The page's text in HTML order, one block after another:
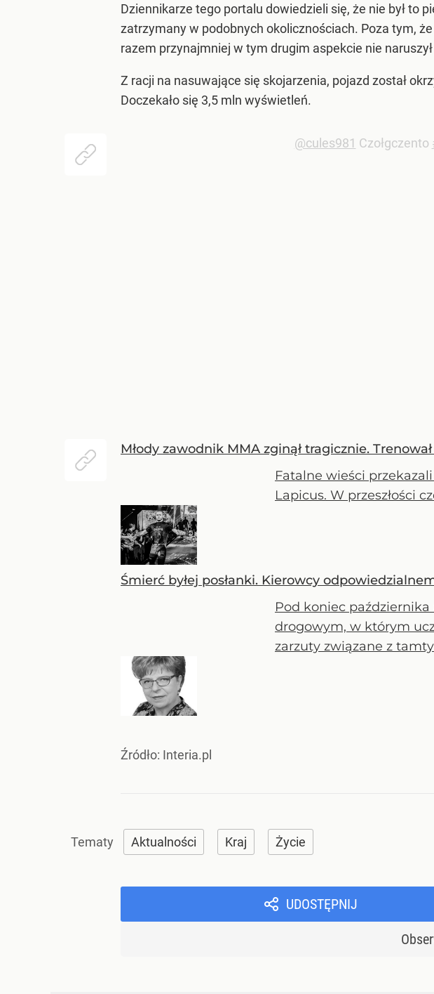
Dziennikarze tego portalu dowiedzieli się, że nie był to
zatrzymany w podobnych okolicznościach. Poza tym,
razem przynajmniej w tym drugim aspekcie nie
Z racji na nasuwające się skojarzenia, pojazd został
Doczekało się 3,5 mln wyświetleń.
@cules981 Czołgczento
Młody zawodnik MMA zginął tragicznie.
Fatalne wieści
Lapicus. W przeszłości
Śmierć byłej posłanki. Kierowcy
Pod koniec października
drogowym, w którym
zarzuty związane z
Źródło: Interia.pl
Aktualności Kraj Życie
UDOSTĘPNIJ